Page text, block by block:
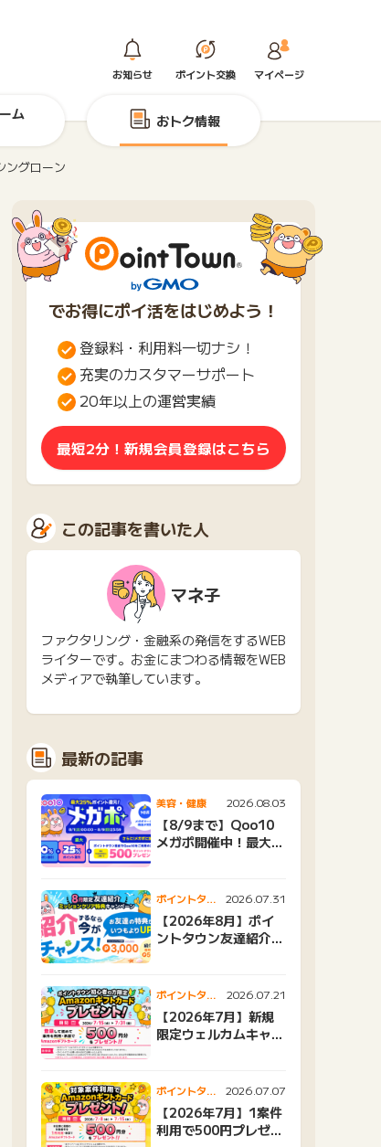
お知らせ ポイント交換 マイページ
ム おトク情報
ングローン
でお得にポイ活をはじめよう！
登録料・利用料一切ナシ！
充実のカスタマーサポート
20年以上の運営実績
最短2分！新規会員登録はこちら
この記事を書いた人
マネ子
ファクタリング・金融系の発信をするWEB
ライターです。お金にまつわる情報をWEB
メディアで執筆しています。
最新の記事
美容・健康 2026.08.03
【8/9まで】Qoo10
メガポ開催中！最大
ポイントタウ
ンニュース
2026.07.31
【2026年8月】ポイ
ントタウン友達紹介キ
ポイントタウ
ンニュース
2026.07.21
【2026年7月】新規
限定ウェルカムキャン
ポイントタウ
ンニュース
2026.07.07
【2026年7月】1案件
利用で500円プレゼン